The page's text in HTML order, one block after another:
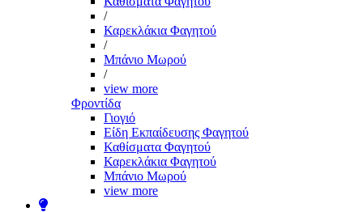
/
Καρεκλάκια Φαγητού
/
Μπάνιο Μωρού
/
view more
Φροντίδα
Γιογιό
Είδη Εκπαίδευσης Φαγητού
Καθίσματα Φαγητού
Καρεκλάκια Φαγητού
Μπάνιο Μωρού
view more